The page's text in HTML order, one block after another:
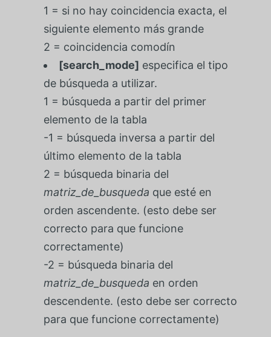
1 = si no hay coincidencia exacta, el
siguiente elemento más grande
2 = coincidencia comodín
[search_mode] especifica el tipo
de búsqueda a utilizar.
1 = búsqueda a partir del primer
elemento de la tabla
-1 = búsqueda inversa a partir del
último elemento de la tabla
2 = búsqueda binaria del
matriz_de_busqueda que esté en
orden ascendente. (esto debe ser
correcto para que funcione
correctamente)
-2 = búsqueda binaria del
matriz_de_busqueda en orden
descendente. (esto debe ser correcto
para que funcione correctamente)